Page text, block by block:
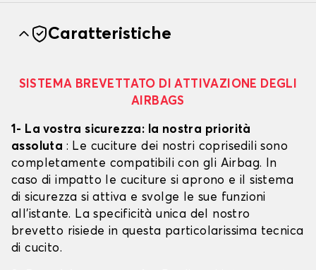
Caratteristiche
SISTEMA BREVETTATO DI ATTIVAZIONE DEGLI
AIRBAGS
1- La vostra sicurezza: la nostra priorità
assoluta : Le cuciture dei nostri coprisedili sono
completamente compatibili con gli Airbag. In
caso di impatto le cuciture si aprono e il sistema
di sicurezza si attiva e svolge le sue funzioni
all'istante. La specificità unica del nostro
brevetto risiede in questa particolarissima tecnica
di cucito.